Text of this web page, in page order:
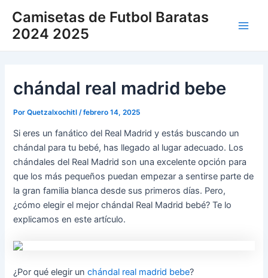
contenido
Camisetas de Futbol Baratas
2024 2025
chándal real madrid bebe
PorQuetzalxochitl/febrero 14, 2025
Si eres un fanático del Real Madrid y estás buscando un
chándal para tu bebé, has llegado al lugar adecuado. Los
chándales del Real Madrid son una excelente opción para
que los más pequeños puedan empezar a sentirse parte de
la gran familia blanca desde sus primeros días. Pero,
¿cómo elegir el mejor chándal Real Madrid bebé? Te lo
explicamos en este artículo.
¿Por qué elegir unchándal real madrid bebe?